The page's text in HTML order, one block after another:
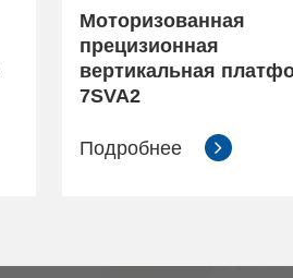
Моторизованная
прецизионная
вертикальная
7SVA2
Подробнее